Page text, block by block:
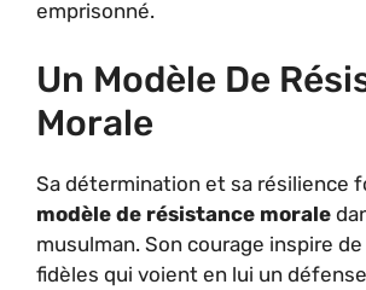
emprisonné.
Un Modèle De
Morale
Sa détermination et sa résilience
modèle de résistance morale
musulman. Son courage inspire
fidèles qui voient en lui un